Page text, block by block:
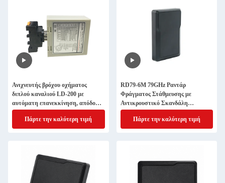
Ανιχνευτής βρόχου οχήματος
διπλού καναλιού LD-200 με
αυτόματη επανεκκίνηση, απόδοση
κατά των παρεμβολών και
αναγνώριση κατεύθυνσης
Πάρτε την καλύτερη τιμή
RD79-6M 79GHz Ραντάρ
Φράγματος Στάθμευσης με
Αντικρουστικό Σκανδάλη
Ανίχνευση Οχήματος Πεζού και
Γρήγορη Απόκριση
Πάρτε την καλύτερη τιμή